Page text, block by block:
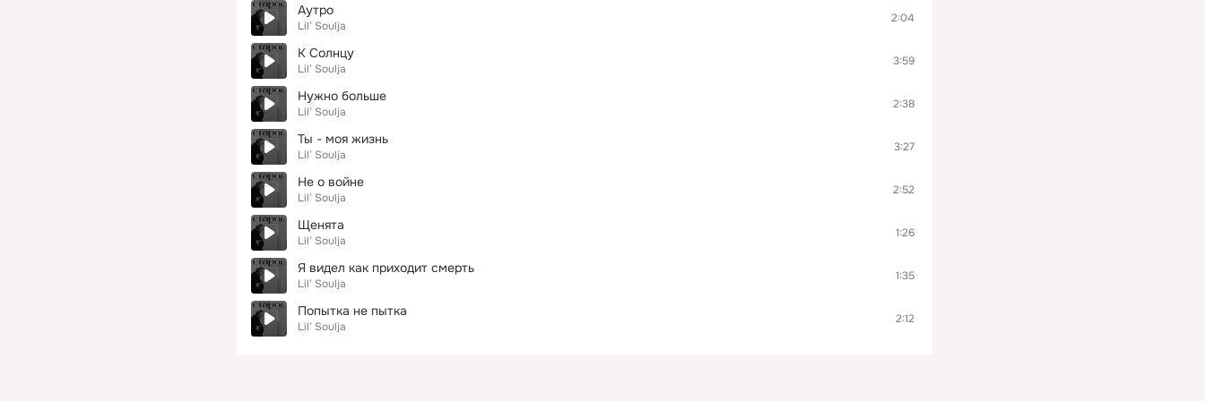
Аутро
Lil’ Soulja
2:04
К Солнцу
Lil’ Soulja
3:59
Нужно больше
Lil’ Soulja
2:38
Ты - моя жизнь
Lil’ Soulja
3:27
Не о войне
Lil’ Soulja
2:52
Щенята
Lil’ Soulja
1:26
Я видел как приходит смерть
Lil’ Soulja
1:35
Попытка не пытка
Lil’ Soulja
2:12